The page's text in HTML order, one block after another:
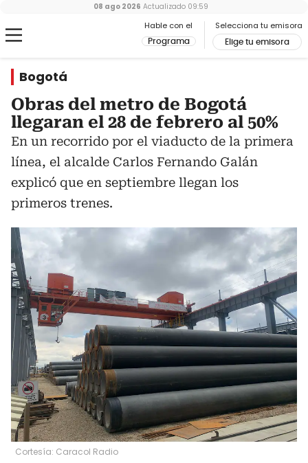
Hable con el
Programa
Selecciona tu emisora
Elige tu emisora
08 ago 2026 Actualizado 09:59
Bogotá
Obras del metro de Bogotá
llegaran el 28 de febrero al 50%
En un recorrido por el viaducto de la primera
línea, el alcalde Carlos Fernando Galán
explicó que en septiembre llegan los
primeros trenes.
Cortesía: Caracol Radio